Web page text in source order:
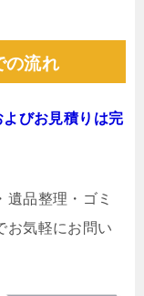
の流れ
びお見積りは完
品整理・ゴミ
お気軽にお問い